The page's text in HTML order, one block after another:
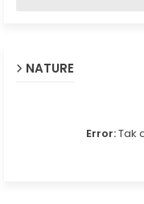
NATURE
Error:Tak